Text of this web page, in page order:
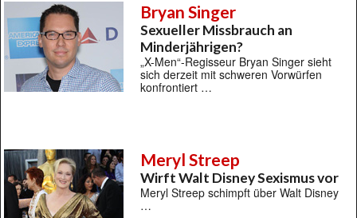
Bryan Singer
Sexueller Missbrauch an
Minderjährigen?
„X-Men“-Regisseur Bryan Singer sieht
sich derzeit mit schweren Vorwürfen
konfrontiert …
Meryl Streep
Wirft Walt Disney Sexismus vor
Meryl Streep schimpft über Walt Disney
…